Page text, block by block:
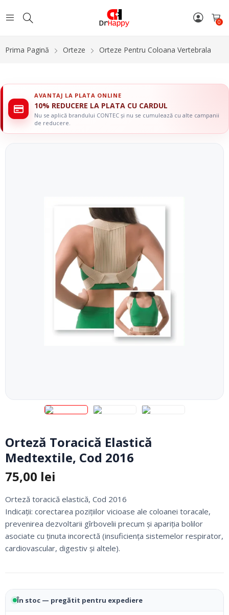
0
Prima Pagină Orteze Orteze Pentru Coloana Vertebrala
AVANTAJ LA PLATA ONLINE
10% REDUCERE LA PLATA CU CARDUL
Nu se aplică brandului CONTEC și nu se cumulează cu alte campanii
de reducere.
Orteză Toracică Elastică
Medtextile, Cod 2016
75,00 lei
Orteză toracică elastică, Cod 2016
Indicaţii: corectarea poziţiilor vicioase ale coloanei toracale,
prevenirea dezvoltarii gîrbovelii precum şi apariţia bolilor
asociate cu ţinuta incorectă (insuficienţa sistemelor respirator,
cardiovascular, digestiv şi altele).
În stoc — pregătit pentru expediere